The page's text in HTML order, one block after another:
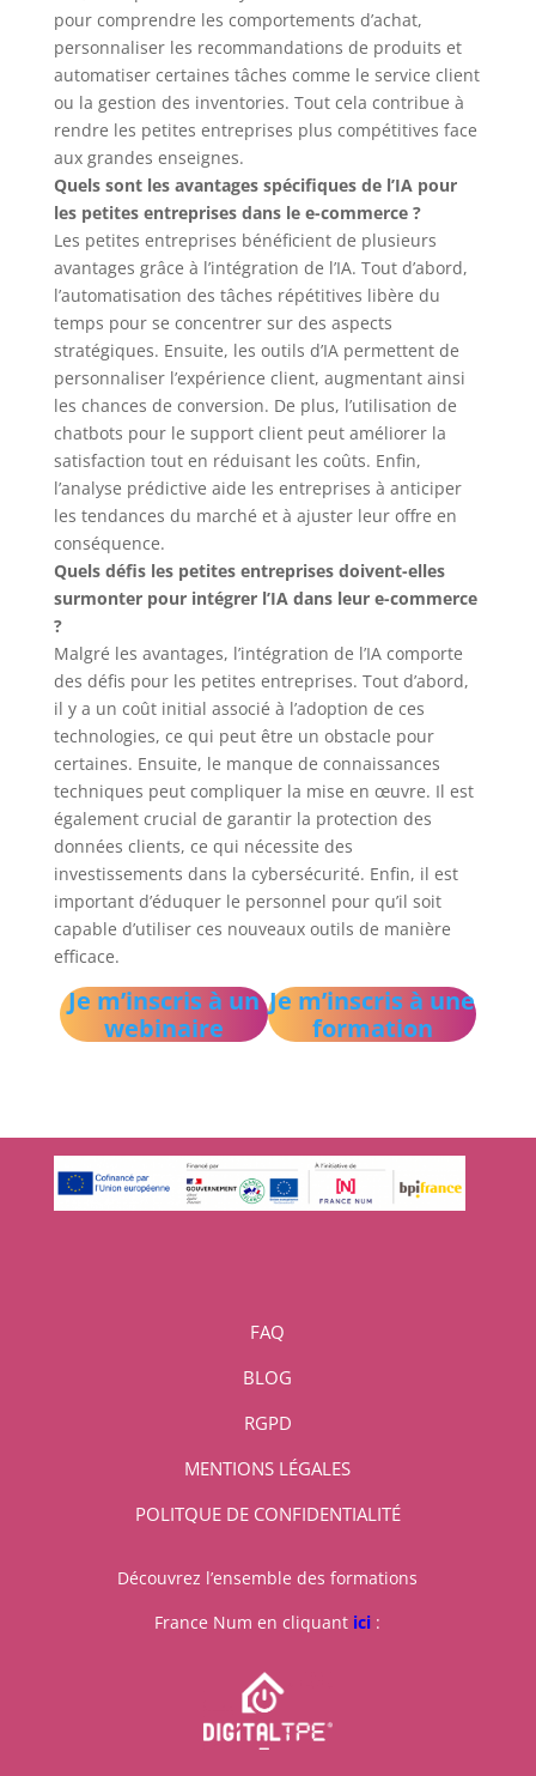
pour comprendre les comportements d’achat,
personnaliser les recommandations de produits et
automatiser certaines tâches comme le service client
ou la gestion des inventories. Tout cela contribue à
rendre les petites entreprises plus compétitives face
aux grandes enseignes.
Quels sont les avantages spécifiques de l’IA pour
les petites entreprises dans le e-commerce ?
Les petites entreprises bénéficient de plusieurs
avantages grâce à l’intégration de l’IA. Tout d’abord,
l’automatisation des tâches répétitives libère du
temps pour se concentrer sur des aspects
stratégiques. Ensuite, les outils d’IA permettent de
personnaliser l’expérience client, augmentant ainsi
les chances de conversion. De plus, l’utilisation de
chatbots pour le support client peut améliorer la
satisfaction tout en réduisant les coûts. Enfin,
l’analyse prédictive aide les entreprises à anticiper
les tendances du marché et à ajuster leur offre en
conséquence.
Quels défis les petites entreprises doivent-elles
surmonter pour intégrer l’IA dans leur e-commerce
?
Malgré les avantages, l’intégration de l’IA comporte
des défis pour les petites entreprises. Tout d’abord,
il y a un coût initial associé à l’adoption de ces
technologies, ce qui peut être un obstacle pour
certaines. Ensuite, le manque de connaissances
techniques peut compliquer la mise en œuvre. Il est
également crucial de garantir la protection des
données clients, ce qui nécessite des
investissements dans la cybersécurité. Enfin, il est
important d’éduquer le personnel pour qu’il soit
capable d’utiliser ces nouveaux outils de manière
efficace.
Je m’inscris à un
webinaire
Je m’inscris à une
formation
FAQ
BLOG
RGPD
MENTIONS LÉGALES
POLITQUE DE CONFIDENTIALITÉ
Découvrez l’ensemble des formations
France Num en cliquant ici :